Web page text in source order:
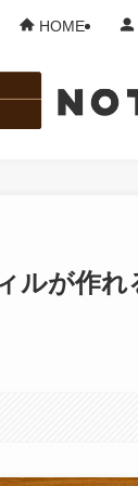
HOME
ルが作